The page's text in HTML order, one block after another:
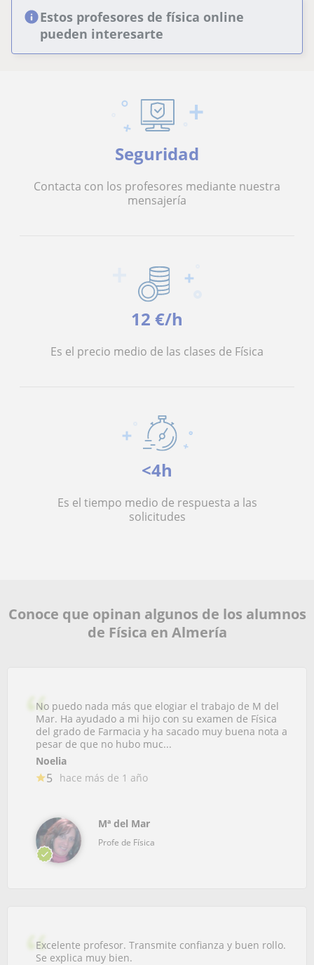
Estos profesores de física online
pueden interesarte
Seguridad
Contacta con los profesores mediante nuestra
mensajería
12 €/h
Es el precio medio de las clases de Física
<4h
Es el tiempo medio de respuesta a las
solicitudes
Conoce que opinan algunos de los alumnos
de Física en Almería
No puedo nada más que elogiar el trabajo de M del
Mar. Ha ayudado a mi hijo con su examen de Física
del grado de Farmacia y ha sacado muy buena nota a
pesar de que no hubo muc...
Noelia
5 hace más de 1 año
Mª del Mar
Profe de Física
Excelente profesor. Transmite confianza y buen rollo.
Se explica muy bien.